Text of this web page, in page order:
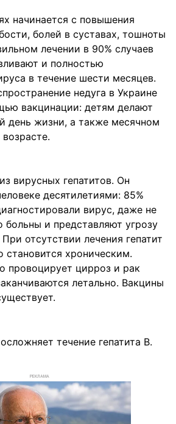
начинается с повышения
болей в суставах, тошноты
лечении в 90% случаев
и полностью
в течение шести месяцев.
недуга в Украине
вакцинации: детям делают
день жизни, а также месячном
вирусных гепатитов. Он
десятилетиями: 85%
вирус, даже не
больны и представляют угрозу
отсутствии лечения гепатит
становится хроническим.
провоцирует цирроз и рак
летально. Вакцины
течение гепатита B.
РЕКЛАМА